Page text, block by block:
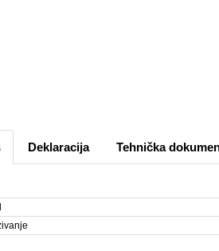
Deklaracija Tehnička